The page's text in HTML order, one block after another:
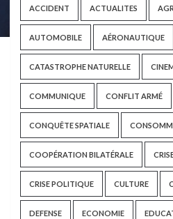
ACCIDENT ACTUALITES
AUTOMOBILE AÉRONAUTIQUE
CATASTROPHE NATURELLE
COMMUNIQUE CONFLIT ARMÉ
CONQUÊTE SPATIALE
COOPÉRATION BILATÉRALE
CRISE POLITIQUE CULTURE
DEFENSE ECONOMIE